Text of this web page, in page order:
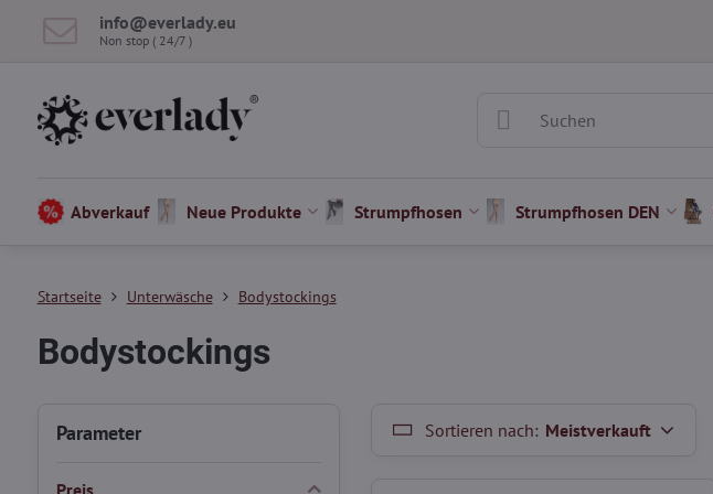
info​@everlady​.eu
Non stop ( 24/7 )
Abverkauf Neue Produkte Strumpfhosen Strumpfhosen DEN
Startseite Unterwäsche Bodystockings
Bodystockings
Sortieren nach: Meistverkauft
Parameter
Preis